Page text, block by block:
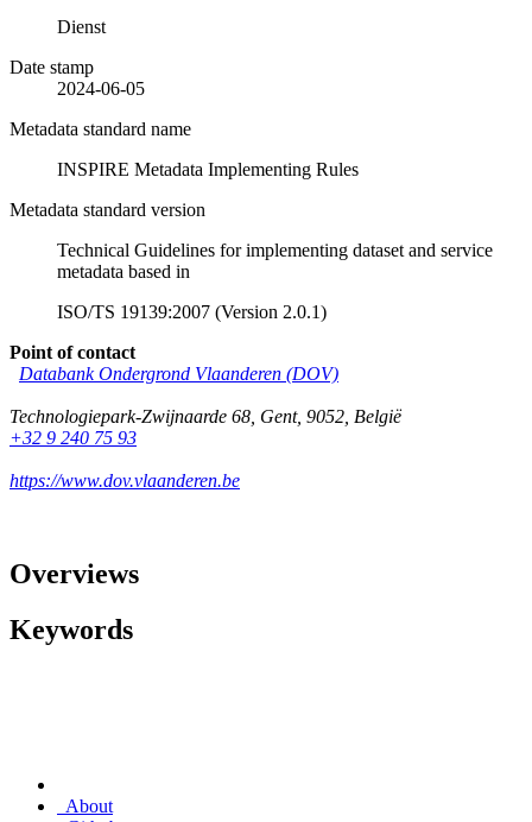
Dienst
Date stamp
2024-06-05
Metadata standard name
INSPIRE Metadata Implementing Rules
Metadata standard version
Technical Guidelines for implementing dataset and service
metadata based in
ISO/TS 19139:2007 (Version 2.0.1)
Point of contact
Databank Ondergrond Vlaanderen (DOV)
Technologiepark-Zwijnaarde 68 Gent, 9052 België
+32 9 240 75 93
https://www.dov.vlaanderen.be
Overviews
Keywords
About